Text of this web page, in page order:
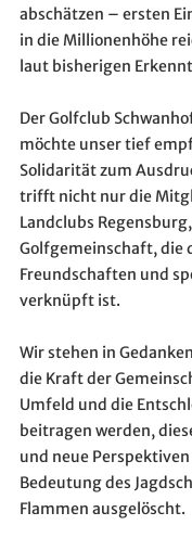
abschätzen – ersten
in die Millionenhöhe
laut bisherigen
Der Golfclub
möchte unser tief
Solidarität zum
trifft nicht nur die
Landclubs
Golfgemeinschaft, die
Freundschaften und
verknüpft ist.
Wir stehen in
die Kraft der
Umfeld und die
beitragen werden,
und neue
Bedeutung des
Flammen ausgelöscht.